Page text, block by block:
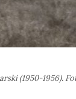
(1950-1956).